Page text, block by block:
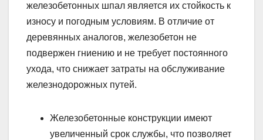
железобетонных шпал является их стойкость к
износу и погодным условиям. В отличие от
деревянных аналогов, железобетон не
подвержен гниению и не требует постоянного
ухода, что снижает затраты на обслуживание
железнодорожных путей.
Железобетонные конструкции имеют
увеличенный срок службы, что позволяет